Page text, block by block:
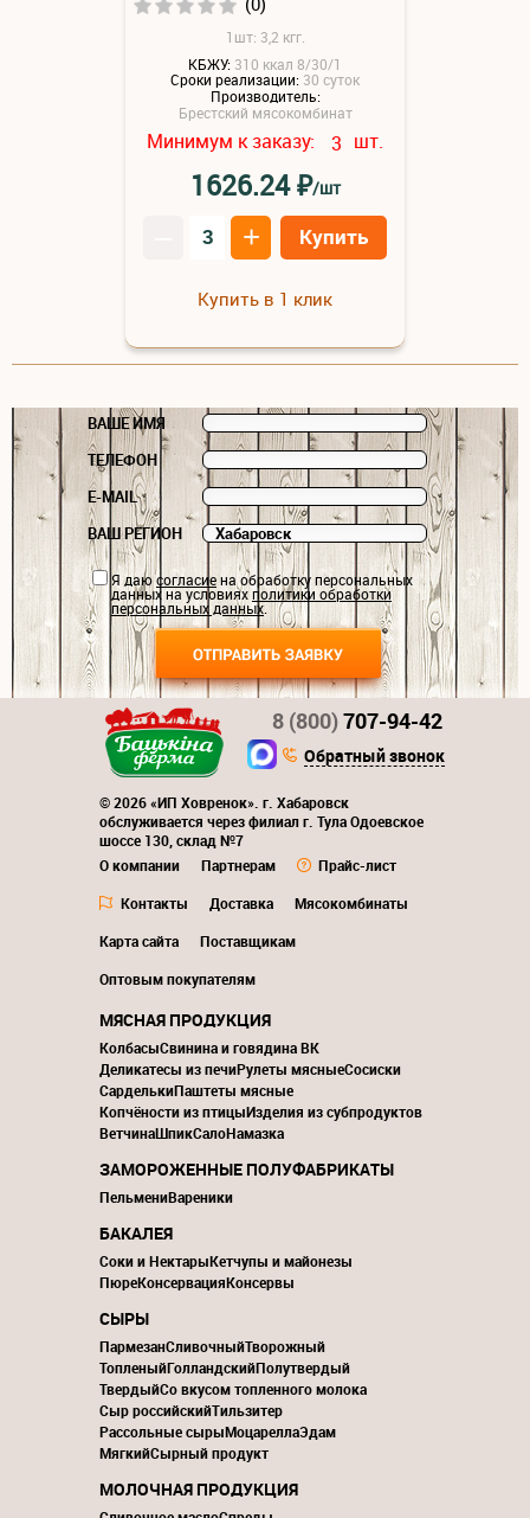
1шт: 3,2 кгг.
КБЖУ: 310 ккал 8/30/1
Сроки реализации: 30 суток
Производитель:
Брестский мясокомбинат
Минимум к заказу: 3 шт.
1626.24₽/шт
+ Купить
Купить в 1 клик
ВАШЕ ИМЯ
ТЕЛЕФОН
E-MAIL
ВАШ РЕГИОН
Я даюсогласиена обработку персональных
данных на условияхполитики обработки
персональных данных.
© 2026 «ИП Ховренок». г. Хабаровск
обслуживается через филиал г. Тула Одоевское
шоссе 130, склад №7
О компании
Партнерам
Прайс-лист
Контакты
Доставка
Мясокомбинаты
Карта сайта
Поставщикам
Оптовым покупателям
8 (800)707-94-42
Обратный звонок
МЯСНАЯ ПРОДУКЦИЯ
КолбасыСвинина и говядина ВК
Деликатесы из печиРулеты мясныеСосиски
СарделькиПаштеты мясные
Копчёности из птицыИзделия из субпродуктов
ВетчинаШпикСалоНамазка
ЗАМОРОЖЕННЫЕ ПОЛУФАБРИКАТЫ
ПельмениВареники
БАКАЛЕЯ
Соки и НектарыКетчупы и майонезы
ПюреКонсервацияКонсервы
СЫРЫ
ПармезанСливочныйТворожный
ТопленыйГолландскийПолутвердый
ТвердыйСо вкусом топленного молока
Сыр российскийТильзитер
Рассольные сырыМоцареллаЭдам
МягкийСырный продукт
МОЛОЧНАЯ ПРОДУКЦИЯ